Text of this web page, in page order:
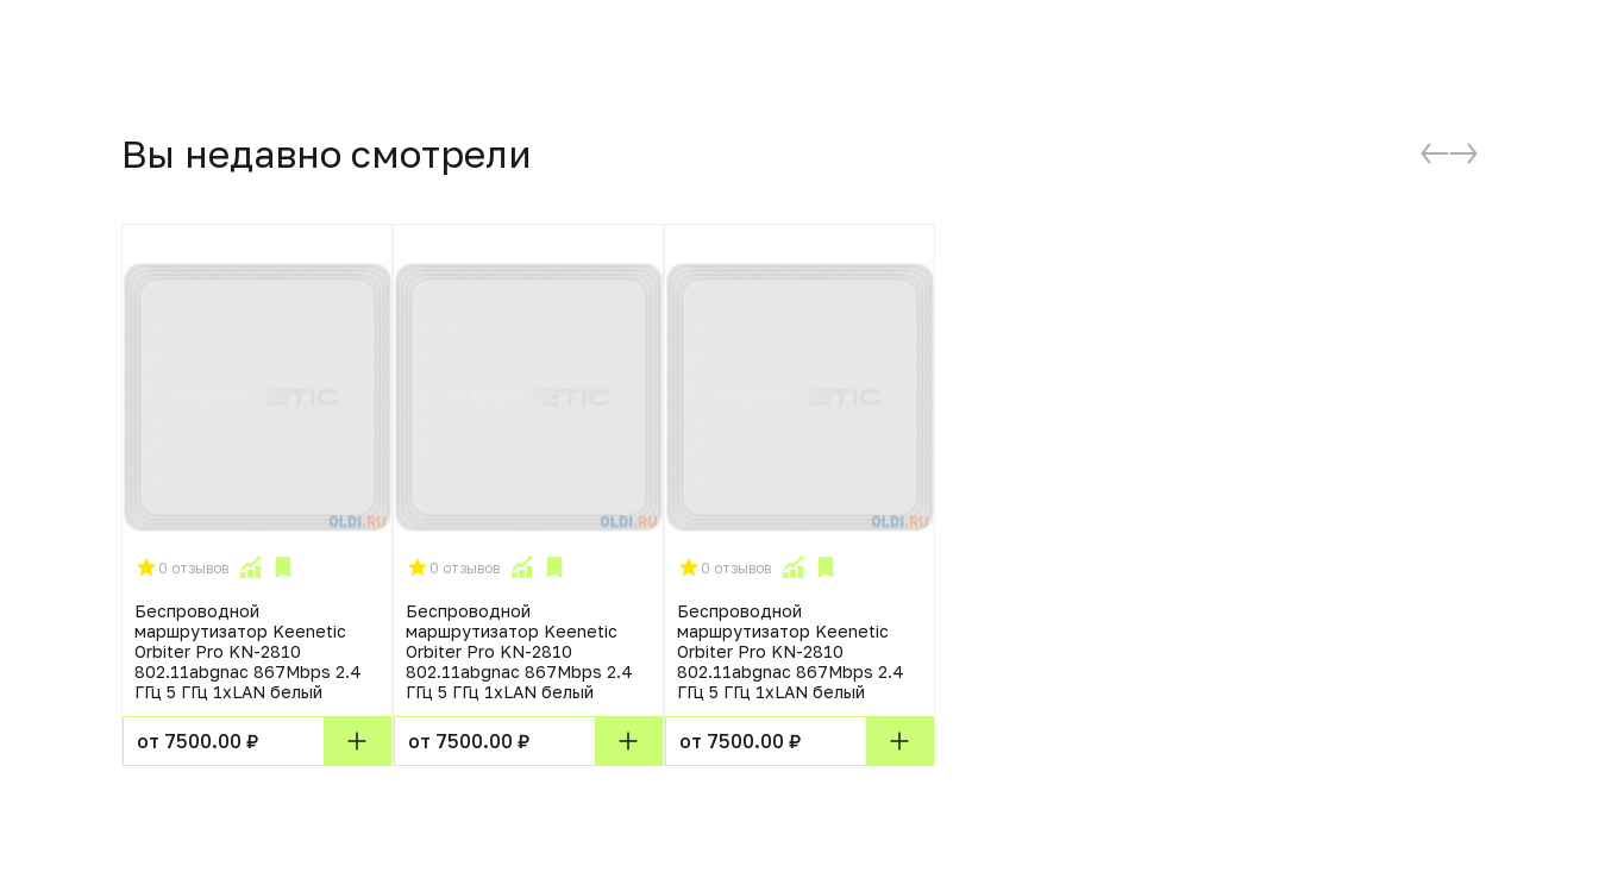
Вы недавно смотрели
0 отзывов
Беспроводной
маршрутизатор Keenetic
Orbiter Pro KN-2810
802.11abgnac 867Mbps 2.4
ГГц 5 ГГц 1xLAN белый
от 7500.00 ₽
0 отзывов
Беспроводной
маршрутизатор Keenetic
Orbiter Pro KN-2810
802.11abgnac 867Mbps 2.4
ГГц 5 ГГц 1xLAN белый
от 7500.00 ₽
0 отзывов
Беспроводной
маршрутизатор Keenetic
Orbiter Pro KN-2810
802.11abgnac 867Mbps 2.4
ГГц 5 ГГц 1xLAN белый
от 7500.00 ₽